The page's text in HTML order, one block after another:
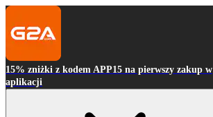
15% zniżki z kodem APP15 na pierwszy zakup w
aplikacji